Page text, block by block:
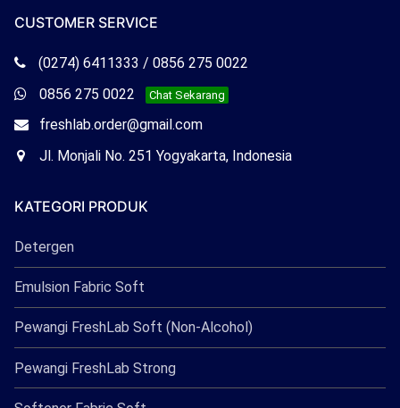
CUSTOMER SERVICE
Telepon
Freshlab
(0274) 6411333 / 0856 275 0022
Whatsapp
Freshlab
0856 275 0022 Chat Sekarang
Email
Freshlab
freshlab.order@gmail.com
OfficeJl. Monjali No. 251 Yogyakarta, Indonesia
KATEGORI PRODUK
Detergen
Emulsion Fabric Soft
Pewangi FreshLab Soft (Non-Alcohol)
Pewangi FreshLab Strong